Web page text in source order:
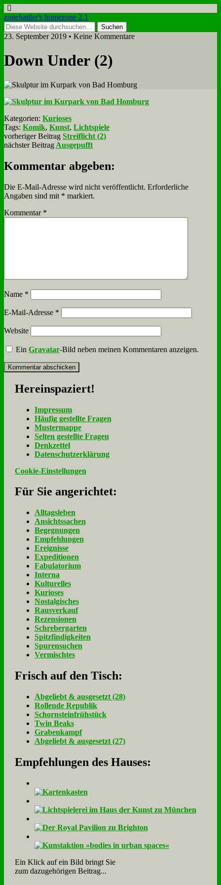
zonebattler's homezone 2.1
23. September 2019 • Keine Kommentare
Down Un­der (2)
Kategorien: Kurioses
Tags: Komik, Kunst, Lichtspiele
vorheriger Beitrag Streiflicht (2)
nächster Beitrag Ausgepufft
Kommentar abgeben:
Die E-Mail-Adresse wird nicht veröffentlicht. Erforderliche
Angaben sind mit * markiert.
Kommentar *
Name *
E-Mail-Adresse *
Website
EinGravatar-Bild neben meinen Kommentaren anzeigen.
Her­ein­spa­ziert!
Im­pres­sum
Häu­fig ge­stell­te Fra­gen
Mu­ster­map­pe
Sel­ten ge­stell­te Fra­gen
Denk­zet­tel
Da­ten­schutz­er­klä­rung
Cookie-Einstellungen
Für Sie an­ge­rich­tet:
Alltagsleben
Ansichtssachen
Begegnungen
Empfehlungen
Ereignisse
Expeditionen
Fabulatorium
Interna
Kulturelles
Kurioses
Nostalgisches
Rausverkauf
Rezensionen
Schrebergarten
Spitzfindigkeiten
Spurensuchen
Vermischtes
Frisch auf den Tisch:
Ab­ge­liebt & aus­ge­setzt (28)
Rol­len­de Re­pu­blik
Schorn­stein­früh­stück
Twin Beaks
Gra­ben­kampf
Ab­ge­liebt & aus­ge­setzt (27)
Empfehlungen des Hauses:
Ein Klick auf ein Bild bringt Sie
zum dazugehörigen Beitrag...